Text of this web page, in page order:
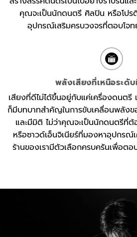
คุณจะเป็นนักดนตรี ศิลปิน หรือโปรดิ
อุปกรณ์เสริมครบวงจรที่ตอบโจ
พลังเสียงที่เหนือระดั
เสียงที่ดีไม่ได้ขึ้นอยู่กับแค่เครื่องดนตรี
ก็มีบทบาทสำคัญในการขับเคลื่อนพลังข
และมีมิติ ไม่ว่าคุณจะเป็นนักดนตรีที่
หรือซาวด์เอ็นจิเนียร์ที่มองหาอุปกร
ร้านของเรามีตัวเลือกครบครันเพื่อต